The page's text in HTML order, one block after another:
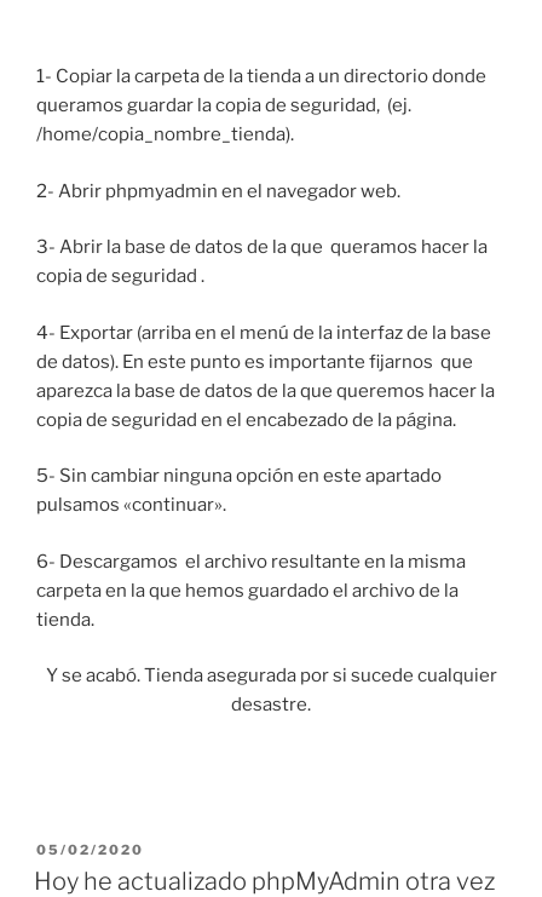
1- Copiar la carpeta de la tienda a un directorio donde
queramos guardar la copia de seguridad, (ej.
/home/copia_nombre_tienda).
2- Abrir phpmyadmin en el navegador web.
3- Abrir la base de datos de la que queramos hacer la
copia de seguridad .
4- Exportar (arriba en el menú de la interfaz de la base
de datos). En este punto es importante fijarnos que
aparezca la base de datos de la que queremos hacer la
copia de seguridad en el encabezado de la página.
5- Sin cambiar ninguna opción en este apartado
pulsamos «continuar».
6- Descargamos el archivo resultante en la misma
carpeta en la que hemos guardado el archivo de la
tienda.
Y se acabó. Tienda asegurada por si sucede cualquier
desastre.
PUBLICADO
EL
05/02/2020
Hoy he actualizado phpMyAdmin otra vez